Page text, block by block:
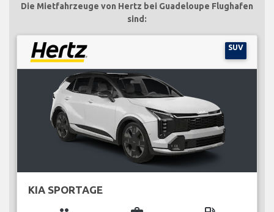
Die Mietfahrzeuge von Hertz bei Guadeloupe Flughafen
sind:
SUV
KIA SPORTAGE